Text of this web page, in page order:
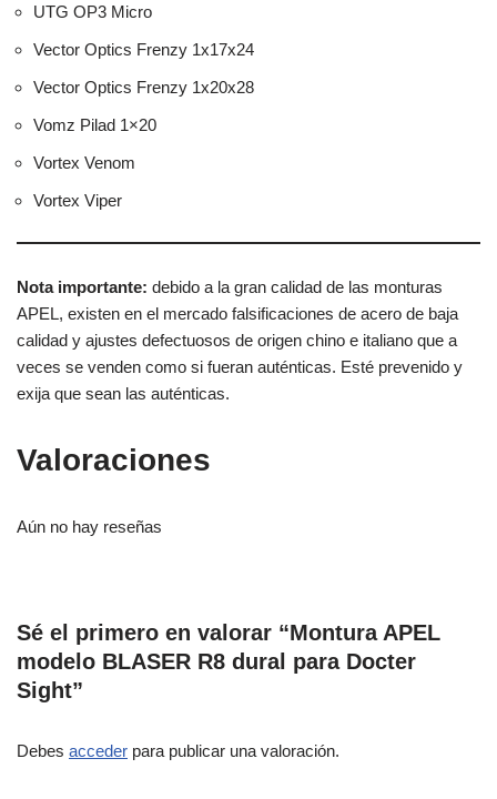
UTG OP3 Micro
Vector Optics Frenzy 1x17x24
Vector Optics Frenzy 1x20x28
Vomz Pilad 1×20
Vortex Venom
Vortex Viper
Nota importante: debido a la gran calidad de las monturas
APEL, existen en el mercado falsificaciones de acero de baja
calidad y ajustes defectuosos de origen chino e italiano que a
veces se venden como si fueran auténticas. Esté prevenido y
exija que sean las auténticas.
Valoraciones
Aún no hay reseñas
Sé el primero en valorar “Montura APEL
modelo BLASER R8 dural para Docter
Sight”
Debes acceder para publicar una valoración.